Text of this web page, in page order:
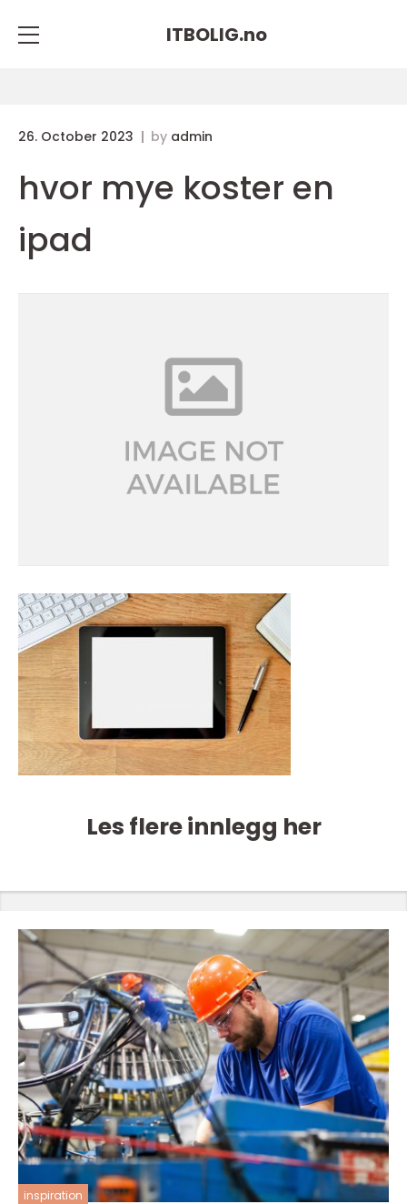
ITBOLIG.no
26. October 2023 by admin
hvor mye koster en
ipad
Les flere innlegg her
inspiration